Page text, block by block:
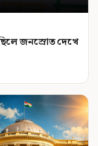
জনস্রোত দেখে